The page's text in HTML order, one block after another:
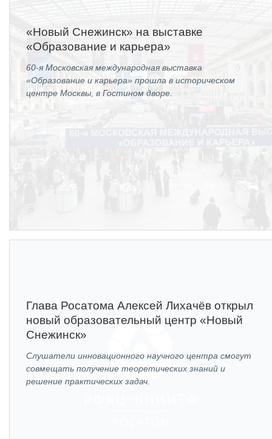
Услуги
Прочая продукция
Испытательный центр ВЭИ
Программы по оздоровлению
Территория здоровья
ПРЕСС-ЦЕНТР
Новости ВНИИТФ
«Новый Снежинск» на выставке
«Образование и карьера»
60-я Московская международная выставка
«Образование и карьера» прошла в историческом
центре Москвы, в Гостином дворе.
Глава Росатома Алексей Лихачёв открыл
новый образовательный центр «Новый
Снежинск»
Слушатели инновационного научного центра смогут
совмещать получение теоретических знаний и
решение практических задач.